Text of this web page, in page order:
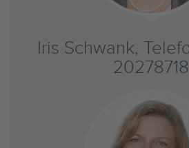
Iris Schwank,
20278718